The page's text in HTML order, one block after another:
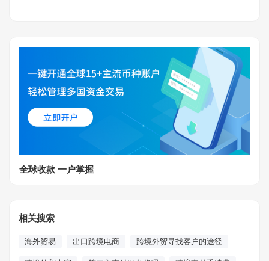
全球收款 一户掌握
相关搜索
海外贸易 出口跨境电商 跨境外贸寻找客户的途径